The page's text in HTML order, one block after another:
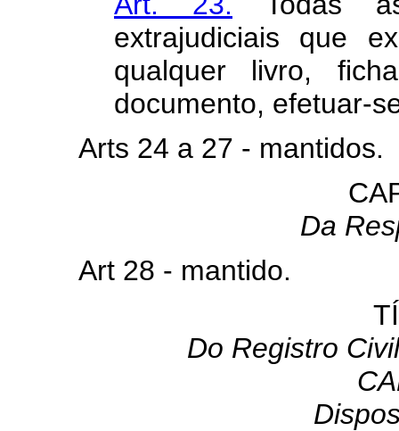
extrajudiciais que
qualquer livro,
documento, efetuar-
Arts 24 a 27 - mantidos.
Da
Art 28 - mantido.
Do Registro